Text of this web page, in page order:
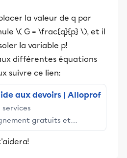
la valeur de q par
\( G = \frac{q}{p} \), et il
la variable p!
différentes équations
suivre ce lien:
aux devoirs | Alloprof
services
gratuits et
engage les élèves
dans la réussite